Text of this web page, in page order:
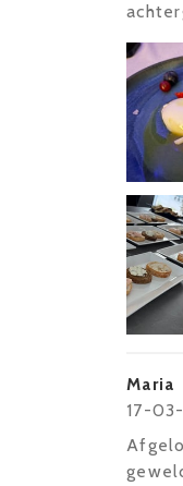
Maria
17-